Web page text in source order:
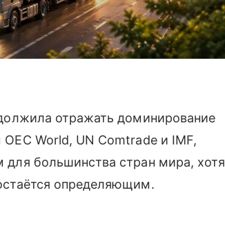
отражать доминирование
World, UN Comtrade и IMF,
для большинства стран мира, хотя
определяющим.